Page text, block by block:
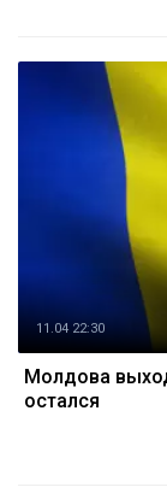
11.04 22:30
Молдова
остался